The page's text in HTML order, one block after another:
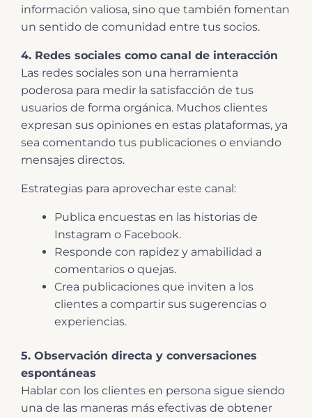
información valiosa, sino que también fomentan
un sentido de comunidad entre tus socios.
4. Redes sociales como canal de interacción
Las redes sociales son una herramienta
poderosa para medir la satisfacción de tus
usuarios de forma orgánica. Muchos clientes
expresan sus opiniones en estas plataformas, ya
sea comentando tus publicaciones o enviando
mensajes directos.
Estrategias para aprovechar este canal:
Publica encuestas en las historias de
Instagram o Facebook.
Responde con rapidez y amabilidad a
comentarios o quejas.
Crea publicaciones que inviten a los
clientes a compartir sus sugerencias o
experiencias.
5. Observación directa y conversaciones
espontáneas
Hablar con los clientes en persona sigue siendo
una de las maneras más efectivas de obtener